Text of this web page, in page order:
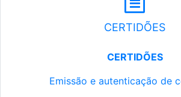
CERTIDÕES
CERTIDÕES
Emissão e autenticação de